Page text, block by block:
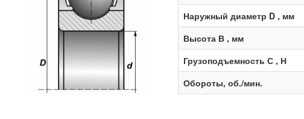
Наружный диаметр D , мм
Высота В , мм
Грузоподъемность С , Н
Обороты, об./мин.